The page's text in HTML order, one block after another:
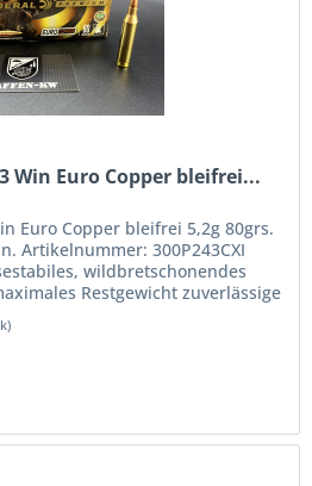
Win Euro Copper bleifrei...
Euro Copper bleifrei 5,2g 80grs.
Artikelnummer: 300P243CXI
wildbretschonendes
Restgewicht zuverlässige